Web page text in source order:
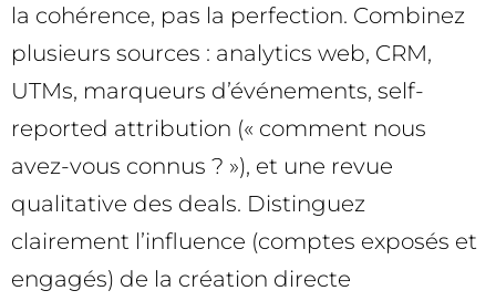
la cohérence, pas la perfection. Combinez
plusieurs sources : analytics web, CRM,
UTMs, marqueurs d’événements, self-
reported attribution (« comment nous
avez-vous connus ? »), et une revue
qualitative des deals. Distinguez
clairement l’influence (comptes exposés et
engagés) de la création directe